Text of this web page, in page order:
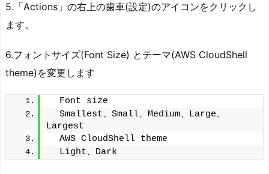
5.「Actions」の右上の歯車(設定)のアイコンをクリックし
ます。
6.フォントサイズ(Font Size) とテーマ(AWS CloudShell
theme)を変更します
Font size
Smallest、Small、Medium、Large、
Largest
AWS CloudShell theme
Light、Dark